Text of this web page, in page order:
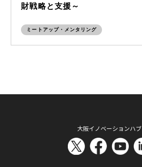
財戦略と支援～
ミートアップ・メンタリング
大阪イノベーションハブ